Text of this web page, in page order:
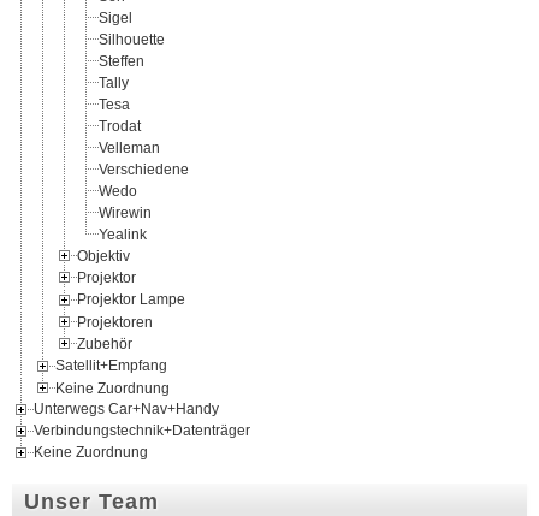
Sigel
Silhouette
Steffen
Tally
Tesa
Trodat
Velleman
Verschiedene
Wedo
Wirewin
Yealink
Objektiv
Projektor
Projektor Lampe
Projektoren
Zubehör
Satellit+Empfang
Keine Zuordnung
Unterwegs Car+Nav+Handy
Verbindungstechnik+Datenträger
Keine Zuordnung
Unser Team